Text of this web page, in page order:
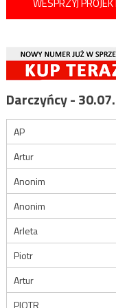
Darczyńcy -
AP
Artur
Anonim
Anonim
Arleta
Piotr
Artur
PIOTR